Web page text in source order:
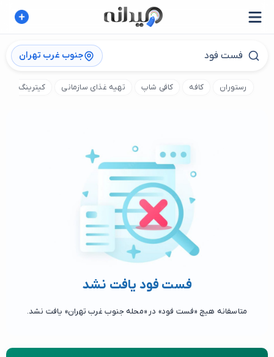
جنوب غرب تهران
رستوران کافه کافی شاپ تهیه غذای سازمانی کیترینگ
فست فود یافت نشد
متاسفانه هیچ «فست فود» در «محله جنوب غرب تهران» یافت نشد.